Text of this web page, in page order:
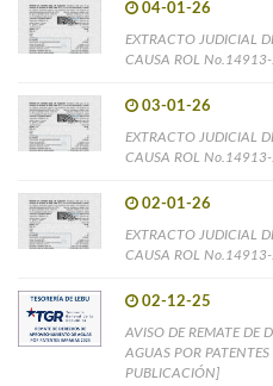
04-01-26
EXTRACTO JUDICIAL
CAUSA ROL
03-01-26
EXTRACTO JUDICIAL
CAUSA ROL
02-01-26
EXTRACTO JUDICIAL
CAUSA ROL
02-12-25
AVISO DE REMATE DE
AGUAS POR
PUBLICACIÓN]